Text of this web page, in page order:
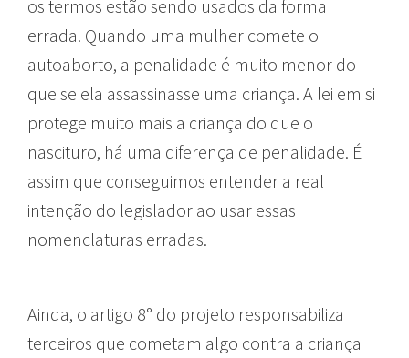
os termos estão sendo usados da forma
errada. Quando uma mulher comete o
autoaborto, a penalidade é muito menor do
que se ela assassinasse uma criança. A lei em si
protege muito mais a criança do que o
nascituro, há uma diferença de penalidade. É
assim que conseguimos entender a real
intenção do legislador ao usar essas
nomenclaturas erradas.
Ainda, o artigo 8° do projeto responsabiliza
terceiros que cometam algo contra a criança